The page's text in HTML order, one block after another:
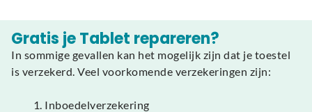
Tablet is traag of loopt vast door
softwareproblemen
Geluid werkt niet (speaker of microfoon defect)
Camera doet het niet of geeft een wazig beeld
Gratis je Tablet repareren?
In sommige gevallen kan het mogelijk zijn dat je toestel
is verzekerd. Veel voorkomende verzekeringen zijn:
Inboedelverzekering